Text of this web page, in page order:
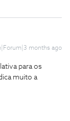
months ago
para os
muito a